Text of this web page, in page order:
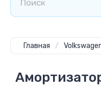
Главная /